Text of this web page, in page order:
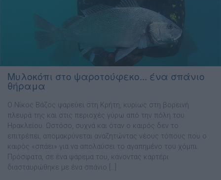
Μυλοκόπι στο ψαροτούφεκο... ένα σπάνιο
θήραμα
Ο Νίκος Βάζος ψαρεύει στη Κρήτη, κυρίως στη βορεινή
πλευρά της και στις περιοχές γύρω από την πόλη του
Ηρακλείου. Ωστόσο, συχνά και όταν ο καιρός δεν το
επιτρέπει, απομακρύνεται αναζητώντας νέους τόπους που ο
καιρός «σπάει» για να απολαύσει το αγαπημένο του χόμπι.
Πρόσφατα, σε ένα ψάρεμα του, κάνοντας καρτέρι
διασταυρώθηκε με ένα σπάνιο […]